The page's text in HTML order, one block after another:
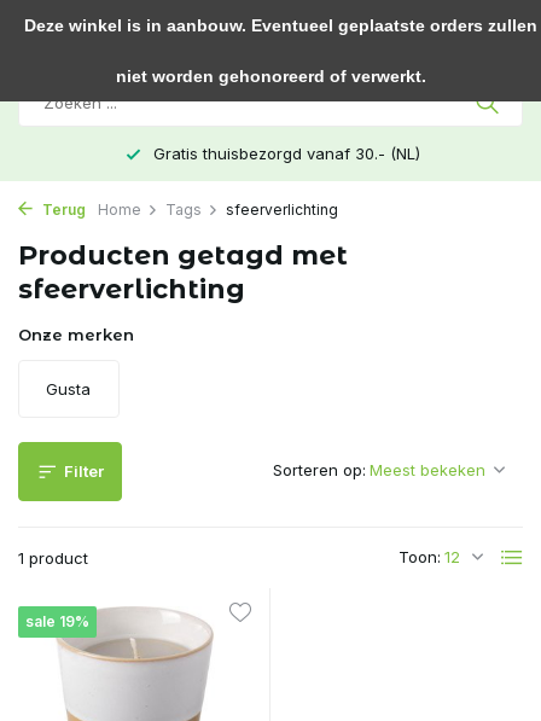
Gratis thuisbezorgd vanaf 30.- (NL)
Terug Home Tags sfeerverlichting
Producten getagd met
sfeerverlichting
Onze merken
Gusta
Filter
1 product Toon:
Sorteren op:
sale 19%
Deze winkel is in aanbouw. Eventueel geplaatste orders zullen
niet worden gehonoreerd of verwerkt.